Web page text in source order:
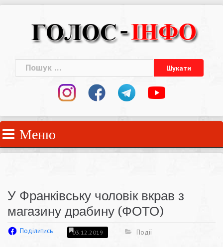
Пошук:
Меню
У Франківську чоловік вкрав з
магазину драбину (ФОТО)
Поділитись 03.12.2019 Події